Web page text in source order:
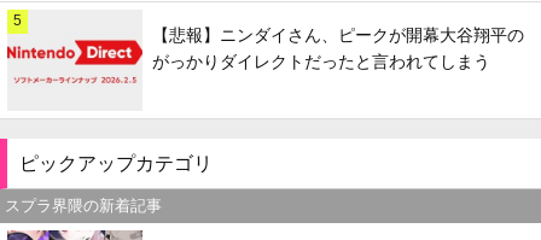
5
【悲報】ニンダイさん、ピークが開幕大谷翔平の
がっかりダイレクトだったと言われてしまう
ピックアップカテゴリ
スプラ界隈の新着記事